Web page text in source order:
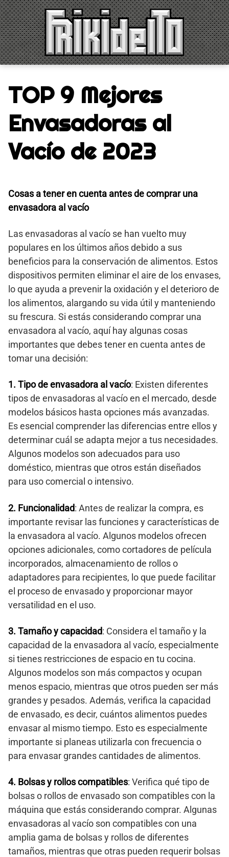
Saltar
al
contenido
TOP 9 Mejores
Envasadoras al
Vacío de 2023
Cosas a tener en cuenta antes de comprar una
envasadora al vacío
Las envasadoras al vacío se han vuelto muy
populares en los últimos años debido a sus
beneficios para la conservación de alimentos. Estos
dispositivos permiten eliminar el aire de los envases,
lo que ayuda a prevenir la oxidación y el deterioro de
los alimentos, alargando su vida útil y manteniendo
su frescura. Si estás considerando comprar una
envasadora al vacío, aquí hay algunas cosas
importantes que debes tener en cuenta antes de
tomar una decisión:
1. Tipo de envasadora al vacío: Existen diferentes
tipos de envasadoras al vacío en el mercado, desde
modelos básicos hasta opciones más avanzadas.
Es esencial comprender las diferencias entre ellos y
determinar cuál se adapta mejor a tus necesidades.
Algunos modelos son adecuados para uso
doméstico, mientras que otros están diseñados
para uso comercial o intensivo.
2. Funcionalidad: Antes de realizar la compra, es
importante revisar las funciones y características de
la envasadora al vacío. Algunos modelos ofrecen
opciones adicionales, como cortadores de película
incorporados, almacenamiento de rollos o
adaptadores para recipientes, lo que puede facilitar
el proceso de envasado y proporcionar mayor
versatilidad en el uso.
3. Tamaño y capacidad: Considera el tamaño y la
capacidad de la envasadora al vacío, especialmente
si tienes restricciones de espacio en tu cocina.
Algunos modelos son más compactos y ocupan
menos espacio, mientras que otros pueden ser más
grandes y pesados. Además, verifica la capacidad
de envasado, es decir, cuántos alimentos puedes
envasar al mismo tiempo. Esto es especialmente
importante si planeas utilizarla con frecuencia o
para envasar grandes cantidades de alimentos.
4. Bolsas y rollos compatibles: Verifica qué tipo de
bolsas o rollos de envasado son compatibles con la
máquina que estás considerando comprar. Algunas
envasadoras al vacío son compatibles con una
amplia gama de bolsas y rollos de diferentes
tamaños, mientras que otras pueden requerir bolsas